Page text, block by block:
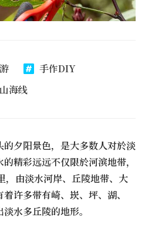
手作DIY
海线
夕阳景色，是大多数人对於淡
精彩远远不仅限於河滨地带，
，由淡水河岸、丘陵地带、大
许多带有崎、崁、坪、湖、
水多丘陵的地形。